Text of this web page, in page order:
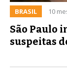
BRASIL 10
São Paulo
suspeitas